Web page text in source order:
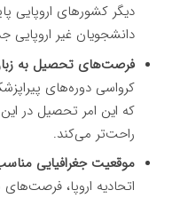
دیگر کشورهای اروپایی
دانشجویان غیر
فرصت‌های تحصیل به
کرواسی دوره‌های
که این امر تحصیل در
راحت‌تر می‌کند.
موقعیت جغرافیایی
اتحادیه اروپا، فرصت‌های